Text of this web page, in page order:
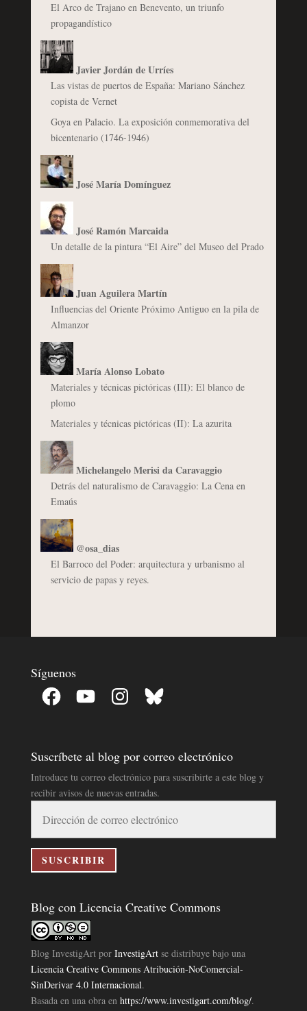
El Arco de Trajano en Benevento, un triunfo
propagandístico
Javier Jordán de Urríes
Las vistas de puertos de España: Mariano Sánchez
copista de Vernet
Goya en Palacio. La exposición conmemorativa del
bicentenario (1746-1946)
José María Domínguez
José Ramón Marcaida
Un detalle de la pintura “El Aire” del Museo del Prado
Juan Aguilera Martín
Influencias del Oriente Próximo Antiguo en la pila de
Almanzor
María Alonso Lobato
Materiales y técnicas pictóricas (III): El blanco de
plomo
Materiales y técnicas pictóricas (II): La azurita
Michelangelo Merisi da Caravaggio
Detrás del naturalismo de Caravaggio: La Cena en
Emaús
@osa_dias
El Barroco del Poder: arquitectura y urbanismo al
servicio de papas y reyes.
Síguenos
Facebook YouTube InstagramBluesky
Suscríbete al blog por correo electrónico
Introduce tu correo electrónico para suscribirte a este blog y
recibir avisos de nuevas entradas.
correo
electrónico
SUSCRIBIR
Blog con Licencia Creative Commons
Blog InvestigArtpor InvestigArtse distribuye bajo una
Licencia Creative Commons Atribución-NoComercial-
SinDerivar 4.0 Internacional.
Basada en una obra en https://www.investigart.com/blog/.